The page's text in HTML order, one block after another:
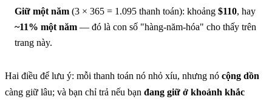
Giữ một năm (3 × 365 = 1.095 thanh toán): khoảng $110, hay
~11% một năm — đó là con số "hàng-năm-hóa" cho thấy trên
trang này.
Hai điều để lưu ý: mỗi thanh toán nó nhỏ xíu, nhưng nó cộng dồn
càng giữ lâu; và bạn chỉ trả nếu bạn đang giữ ở khoảnh khắc